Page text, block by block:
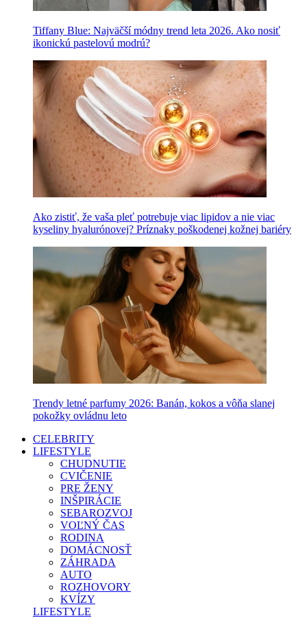
Tiffany Blue: Najväčší módny trend leta 2026. Ako nosiť
ikonickú pastelovú modrú?
Ako zistiť, že vaša pleť potrebuje viac lipidov a nie viac
kyseliny hyalurónovej? Príznaky poškodenej kožnej bariéry
Trendy letné parfumy 2026: Banán, kokos a vôňa slanej
pokožky ovládnu leto
CELEBRITY
LIFESTYLE
CHUDNUTIE
CVIČENIE
PRE ŽENY
INŠPIRÁCIE
SEBAROZVOJ
VOĽNÝ ČAS
RODINA
DOMÁCNOSŤ
ZÁHRADA
AUTO
ROZHOVORY
KVÍZY
LIFESTYLE